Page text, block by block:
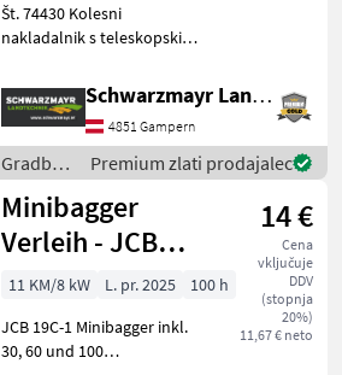
Št. 74430 Kolesni
nakladalnik s teleskopskim
krmiljenjem - z višino dviga:
3.500 mm - z nosilnostjo:
1.100 kg - z iztegnjeno
iztegnjeno iztegnj
Schwarzmayr Landtechnik GmbH - Gampern
4851 Gampern
Gradbeni
stroji /
JCB
Premium zlati prodajalec
Minibagger
Verleih - JCB
Bagger Mieten.
14 €
Cena
vključuje
DDV
(stopnja
20%)
11,67 € neto
11 KM/8 kW L. pr. 2025
100 h
JCB 19C-1 Minibagger inkl.
30, 60 und 100